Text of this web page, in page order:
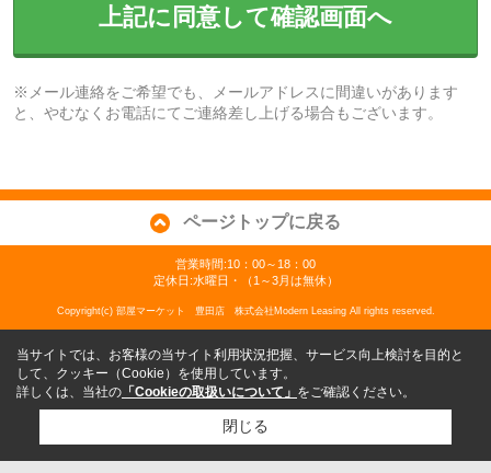
上記に同意して確認画面へ
※メール連絡をご希望でも、メールアドレスに間違いがあります
と、やむなくお電話にてご連絡差し上げる場合もございます。
ページトップに戻る
営業時間:10：00～18：00
定休日:水曜日・（1～3月は無休）
Copyright(c) 部屋マーケット 豊田店 株式会社Modern Leasing All rights reserved.
当サイトでは、お客様の当サイト利用状況把握、サービス向上検討を目的と
して、クッキー（Cookie）を使用しています。
詳しくは、当社の 「Cookieの取扱いについて」 をご確認ください。
閉じる